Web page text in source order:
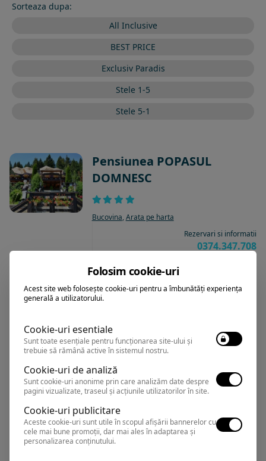
Sorteaza dupa:
All Inclusive
BEST PRICE
Exclusiv Paradis
Stele 1-5
Stele 5-1
Pensiunea POPASUL
DOMNESC
Bucovina, Arata pe harta
Rezervari si informatii
0374.347.708
Pensiune
Bucovina,Arata pe harta
Pensiunea “La Moara” este ascunsa la
umbra mestecenilor, cu peisaje ce-ti taie
respiratia, paduri intinse cat vezi cu
ochii si aer mereu curat. Daca dorul de
duca inca te mai cheama, partiile de schi
din zona te cheama la miscare,
herghelia Lucina te indeamna sa
descoperi libertatea, iar Masivul Rarau
Folosim cookie-uri
Acest site web folosește cookie-uri pentru a îmbunătăți experiența
generală a utilizatorului.
Cookie-uri esentiale
Sunt toate esențiale pentru funcționarea site-ului și
trebuie să rămână active în sistemul nostru.
Cookie-uri de analiză
Sunt cookie-uri anonime prin care analizăm date despre
pagini vizualizate, traseul și acțiunile utilizatorilor în site.
Cookie-uri publicitare
Aceste cookie-uri sunt utile în scopul afișării bannerelor cu
cele mai bune promoții, dar mai ales în adaptarea și
personalizarea conținutului.